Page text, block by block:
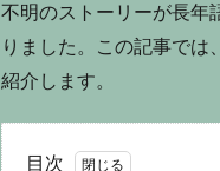
不明のストーリーが長年
りました。この記事では、
紹介します。
目次